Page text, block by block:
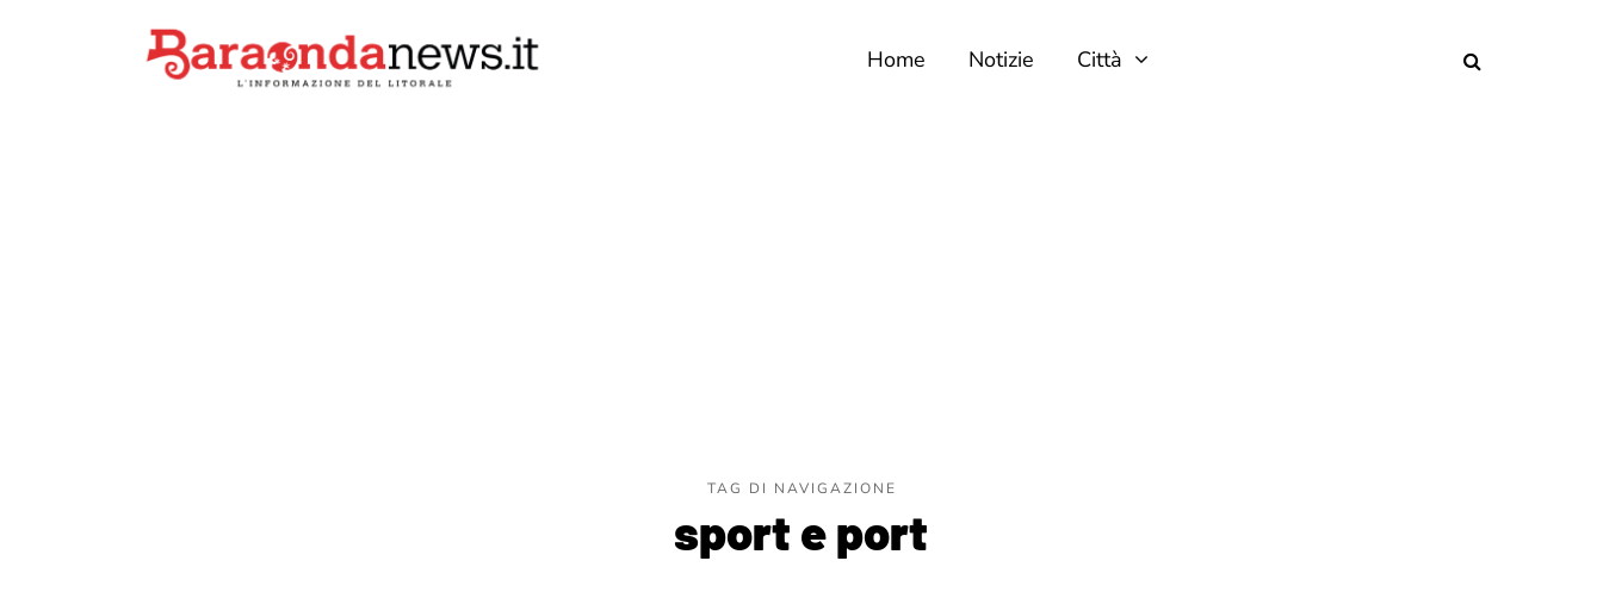
Home Notizie Città
TAG DI NAVIGAZIONE
sport e port